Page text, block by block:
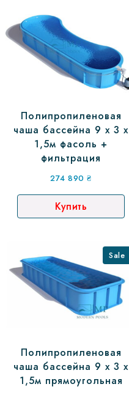
Полипропиленовая
чаша бассейна 9 х 3 х
1,5м фасоль +
фильтрация
274 890₴
Купить
Sale
Полипропиленовая
чаша бассейна 9 х 3 х
1,5м прямоугольная